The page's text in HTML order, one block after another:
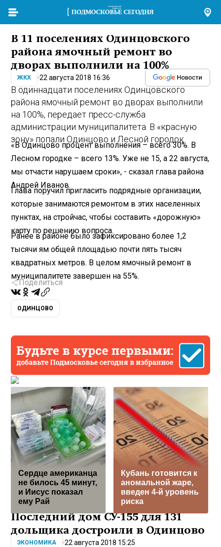
В 11 поселениях Одинцовского
района ямочный ремонт во
дворах выполнили на 100%
ЖКХ 22 августа 2018 16:36
В одиннадцати поселениях Одинцовского
района ямочный ремонт во дворах выполнили
на 100%, передает пресс-служба
администрации муниципалитета. В «красную
зону» попали Одинцово и Лесной городок.
«В Одинцово процент выполнения – всего 30%. В
Лесном городке – всего 13%. Уже не 15, а 22 августа,
мы отчасти нарушаем сроки», - сказал глава района
Андрей Иванов.
Глава поручил пригласить подрядные организации,
которые занимаются ремонтом в этих населенных
пунктах, на стройчас, чтобы составить «дорожную»
карту по решению вопроса.
Ранее в районе было зафиксировано более 1,2
тысячи ям общей площадью почти пять тысяч
квадратных метров. В целом ямочный ремонт в
муниципалитете завершен на 55%.
Поделиться
ОДИНЦОВО
Сердце американца
не билось 45 минут,
и Иисус показал
ему Рай
Кубань готовится к
аномальной жаре,
введен 4-й уровень
риска
Последний дом СУ-155 для 131
дольщика достроили в Одинцово
ЭКОНОМИКА 22 августа 2018 15:25